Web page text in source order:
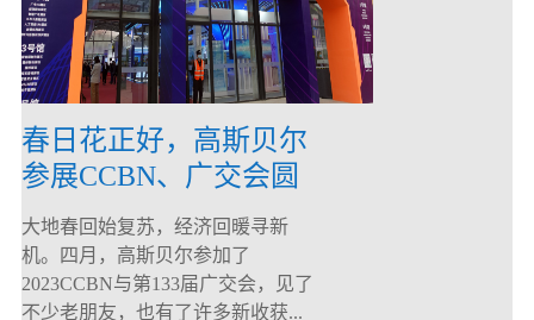
春日花正好，高斯贝尔
参展CCBN、广交会圆
满落幕！
大地春回始复苏，经济回暖寻新
机。四月，高斯贝尔参加了
2023CCBN与第133届广交会，见了
不少老朋友，也有了许多新收获...